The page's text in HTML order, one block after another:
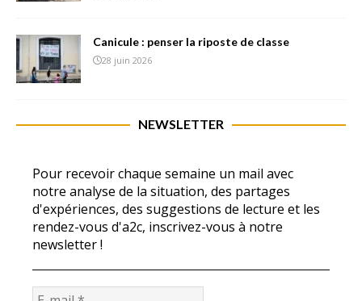
Canicule : penser la riposte de classe
28 juin 2026
NEWSLETTER
Pour recevoir chaque semaine un mail avec
notre analyse de la situation, des partages
d'expériences, des suggestions de lecture et les
rendez-vous d'a2c, inscrivez-vous à notre
newsletter !